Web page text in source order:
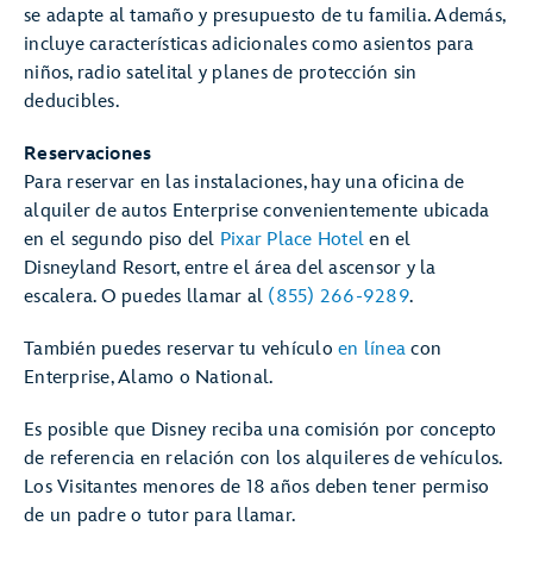
se adapte al tamaño y presupuesto de tu familia. Además,
incluye características adicionales como asientos para
niños, radio satelital y planes de protección sin
deducibles.
Reservaciones
Para reservar en las instalaciones, hay una oficina de
alquiler de autos Enterprise convenientemente ubicada
en el segundo piso del Pixar Place Hotel en el
Disneyland Resort, entre el área del ascensor y la
escalera. O puedes llamar al (855) 266-9289.
También puedes reservar tu vehículo en línea con
Enterprise, Alamo o National.
Es posible que Disney reciba una comisión por concepto
de referencia en relación con los alquileres de vehículos.
Los Visitantes menores de 18 años deben tener permiso
de un padre o tutor para llamar.